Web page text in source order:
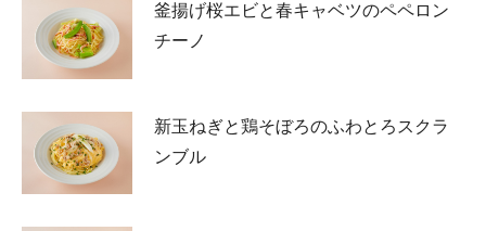
釜揚げ桜エビと春キャベツのペペロン
チーノ
新玉ねぎと鶏そぼろのふわとろスクラ
ンブル